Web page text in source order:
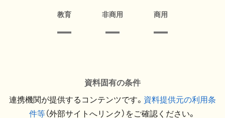
教育 非商用 商用
資料固有の条件
連携機関が提供するコンテンツです。 資料提供元の利用条
件等（外部サイトへリンク）をご確認ください。